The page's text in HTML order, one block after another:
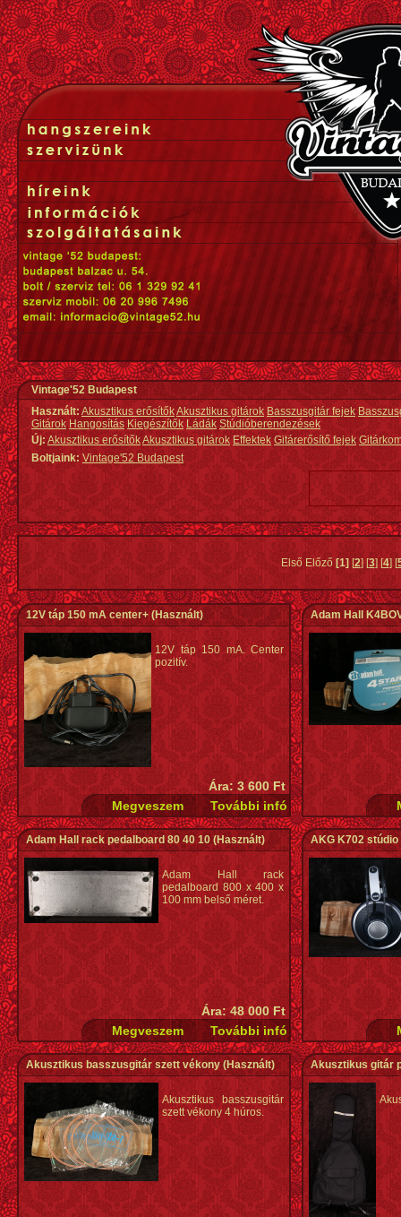
Vintage'52 Budapest
Használt: Akusztikus erősítőkAkusztikus gitárok Basszusgitár fejek
Gitárok Hangosítás Kiegészítők Ládák Stúdióberendezések
Új:Akusztikus erősítőkAkusztikus gitárok Effektek Gitárerősítő fejek
Boltjaink: Vintage'52 Budapest
Első Előző [1][2] [3] [4] [
12V táp 150 mA center+(Használt)
12V táp 150 mA. Center
pozitív.
Ára: 3 600 Ft
Adam Hall
Adam Hall rack pedalboard 80 40 10(Használt)
Adam Hall rack
pedalboard 800 x 400 x
100 mm belső méret.
Ára: 48 000 Ft
AKG K702
Akusztikus basszusgitár szett vékony(Használt)
Akusztikus basszusgitár
szett vékony 4 húros.
Akusztikus gitár